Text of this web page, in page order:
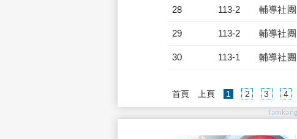
28 113-2 輔導社團
29 113-2 輔導社團
30 113-1 輔導社團
首頁 上頁 1 (current)
2 3 4